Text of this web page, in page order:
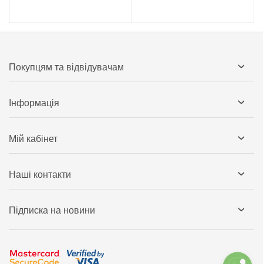
Покупцям та відвідувачам
Інформація
Мій кабінет
Наші контакти
Підписка на новини